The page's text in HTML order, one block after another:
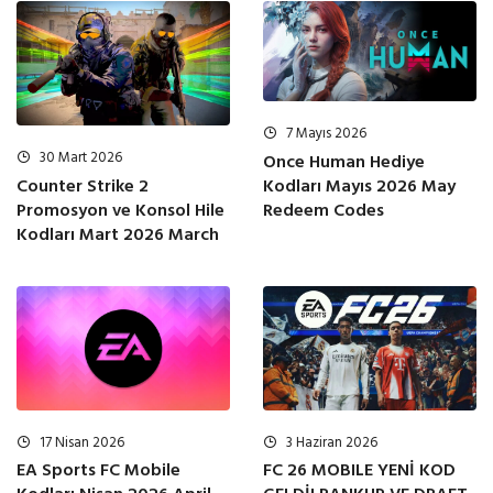
30 Mart 2026
Counter Strike 2
Promosyon ve Konsol Hile
Kodları Mart 2026 March
7 Mayıs 2026
Once Human Hediye
Kodları Mayıs 2026 May
Redeem Codes
17 Nisan 2026
EA Sports FC Mobile
3 Haziran 2026
FC 26 MOBILE YENİ KOD